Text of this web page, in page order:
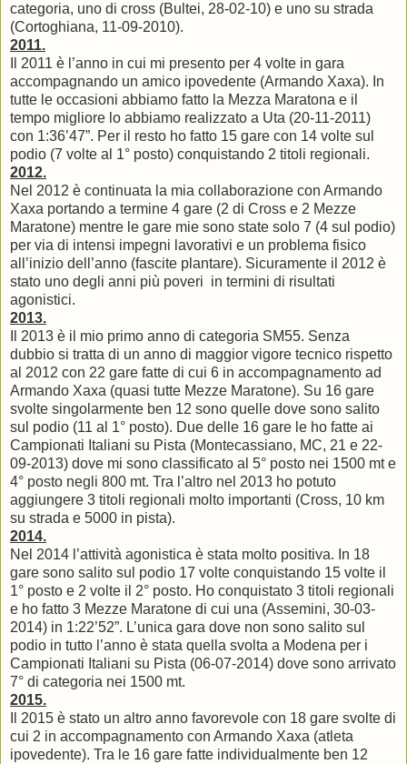
categoria, uno di cross (Bultei, 28-02-10) e uno su strada
(Cortoghiana, 11-09-2010).
2011.
Il 2011 è l’anno in cui mi presento per 4 volte in gara
accompagnando un amico ipovedente (Armando Xaxa). In
tutte le occasioni abbiamo fatto la Mezza Maratona e il
tempo migliore lo abbiamo realizzato a Uta (20-11-2011)
con 1:36’47”. Per il resto ho fatto 15 gare con 14 volte sul
podio (7 volte al 1° posto) conquistando 2 titoli regionali.
2012.
Nel 2012 è continuata la mia collaborazione con Armando
Xaxa portando a termine 4 gare (2 di Cross e 2 Mezze
Maratone) mentre le gare mie sono state solo 7 (4 sul podio)
per via di intensi impegni lavorativi e un problema fisico
all’inizio dell’anno (fascite plantare). Sicuramente il 2012 è
stato uno degli anni più poveri in termini di risultati
agonistici.
2013.
Il 2013 è il mio primo anno di categoria SM55. Senza
dubbio si tratta di un anno di maggior vigore tecnico rispetto
al 2012 con 22 gare fatte di cui 6 in accompagnamento ad
Armando Xaxa (quasi tutte Mezze Maratone). Su 16 gare
svolte singolarmente ben 12 sono quelle dove sono salito
sul podio (11 al 1° posto). Due delle 16 gare le ho fatte ai
Campionati Italiani su Pista (Montecassiano, MC, 21 e 22-
09-2013) dove mi sono classificato al 5° posto nei 1500 mt e
4° posto negli 800 mt. Tra l’altro nel 2013 ho potuto
aggiungere 3 titoli regionali molto importanti (Cross, 10 km
su strada e 5000 in pista).
2014.
Nel 2014 l’attività agonistica è stata molto positiva. In 18
gare sono salito sul podio 17 volte conquistando 15 volte il
1° posto e 2 volte il 2° posto. Ho conquistato 3 titoli regionali
e ho fatto 3 Mezze Maratone di cui una (Assemini, 30-03-
2014) in 1:22’52”. L’unica gara dove non sono salito sul
podio in tutto l’anno è stata quella svolta a Modena per i
Campionati Italiani su Pista (06-07-2014) dove sono arrivato
7° di categoria nei 1500 mt.
2015.
Il 2015 è stato un altro anno favorevole con 18 gare svolte di
cui 2 in accompagnamento con Armando Xaxa (atleta
ipovedente). Tra le 16 gare fatte individualmente ben 12